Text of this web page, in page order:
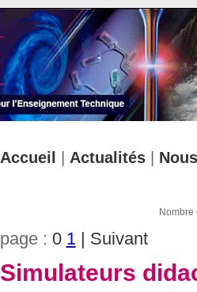
Accueil Actualités|
page : 0 1 | Suivant
Simulateurs